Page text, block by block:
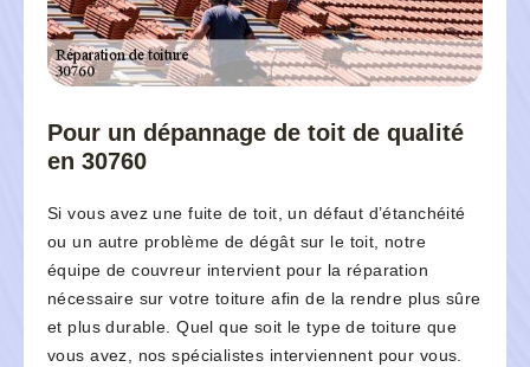
Pour un dépannage de toit de qualité
en 30760
Si vous avez une fuite de toit, un défaut d’étanchéité
ou un autre problème de dégât sur le toit, notre
équipe de couvreur intervient pour la réparation
nécessaire sur votre toiture afin de la rendre plus sûre
et plus durable. Quel que soit le type de toiture que
vous avez, nos spécialistes interviennent pour vous.